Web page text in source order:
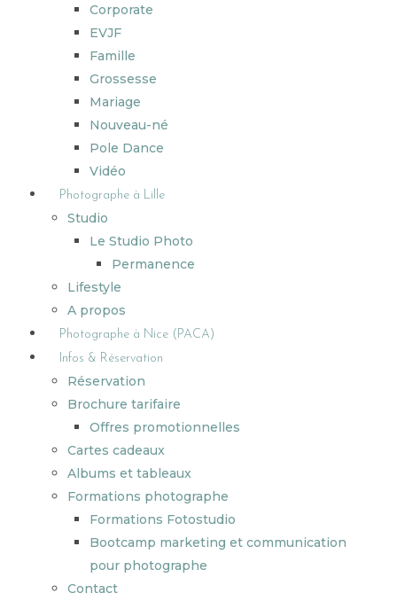
Corporate
EVJF
Famille
Grossesse
Mariage
Nouveau-né
Pole Dance
Vidéo
Photographe à Lille
Studio
Le Studio Photo
Permanence
Lifestyle
A propos
Photographe à Nice (PACA)
Infos & Réservation
Réservation
Brochure tarifaire
Offres promotionnelles
Cartes cadeaux
Albums et tableaux
Formations photographe
Formations Fotostudio
Bootcamp marketing et communication
pour photographe
Contact